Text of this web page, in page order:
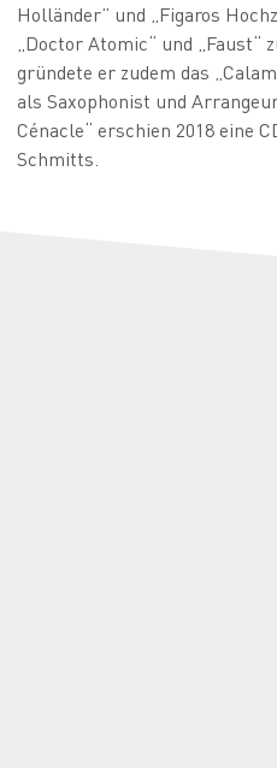
Holländer” und „Figaros
DoctorAtomic“ und „Faust“
gründete er zudem das
als Saxophonist und
Cénacle“ erschien 2018 eine
Schmitts.